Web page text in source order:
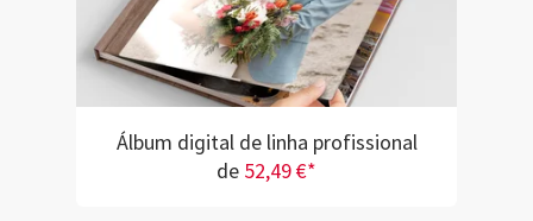
Álbum digital de linha profissional
de 52,49 €*